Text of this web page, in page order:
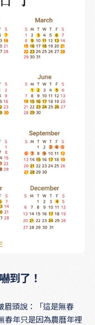
到了！
眉頭說：「這是無春
春年只是因為農曆年裡